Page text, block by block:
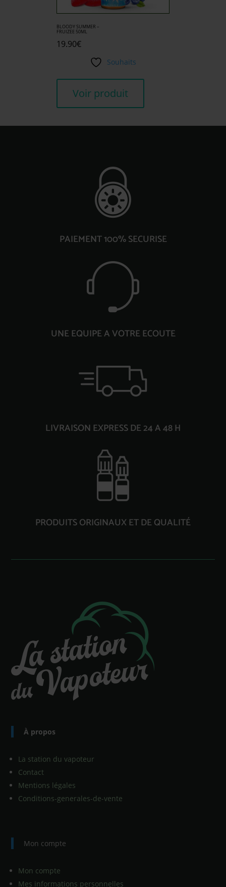
BLOODY SUMMER –
FRUIZEE 50ML
19.90€
Souhaits
Voir produit
PAIEMENT 100% SECURISE
UNE EQUIPE A VOTRE ECOUTE
LIVRAISON EXPRESS DE 24 A 48 H
PRODUITS ORIGINAUX ET DE QUALITÉ
À propos
La station du vapoteur
Contact
Mentions légales
Conditions-generales-de-vente
Mon compte
Mon compte
Mes informations personnelles